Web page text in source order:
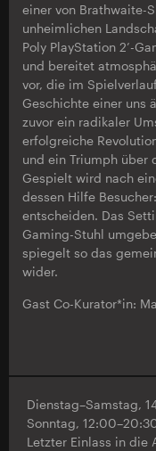
einer von Brathwaite-
unheimlichen
Poly PlayStation 2’-
und bereitet
vor, die im
Geschichte einer uns
zuvor ein radikaler
erfolgreiche
und ein Triumph über
Gespielt wird nach
dessen Hilfe
entscheiden. Das
Gaming-Stuhl
spiegelt so das
wider.
Gast Co-Kurator*in:
Dienstag–Samstag,
Sonntag,
Letzter Einlass in die